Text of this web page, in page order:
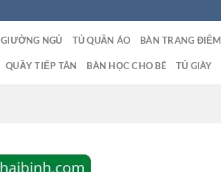
GIƯỜNG NGỦ TỦ QUẦN ÁO BÀN TRANG ĐIỂM
QUẦY TIẾP TÂN BÀN HỌC CHO BÉ TỦ GIÀY